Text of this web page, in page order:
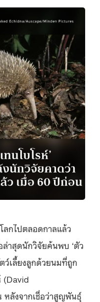
กไปตลอดกาลแล้ว
ล่าสุดนักวิจัยค้นพบ ‘ตัว
ว์เลี้ยงลูกด้วยนมที่ถูก
(David
ลังจากเชื่อว่าสูญพันธุ์